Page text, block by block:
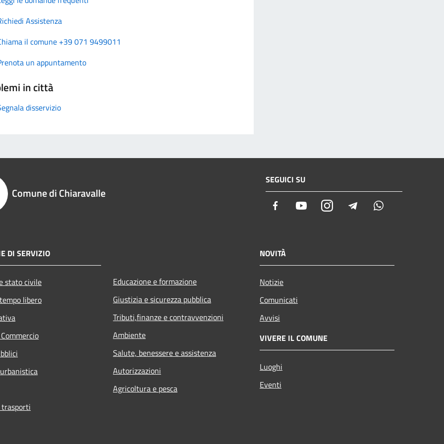
Assistenza
il comune +39 071 9499011
un appuntamento
in città
disservizio
Comune di Chiaravalle
SEGUICI SU
Facebook YoutubeInstagramTelegram
DI SERVIZIO
stato civile
libero
Educazione e formazione
Giustizia e sicurezza pubblica
Tributi,finanze e contravvenzioni
Ambiente
Salute, benessere e assistenza
Autorizzazioni
Agricoltura e pesca
NOVITÀ
Notizie
Comunicati
Avvisi
VIVERE IL COMUNE
Luoghi
Eventi